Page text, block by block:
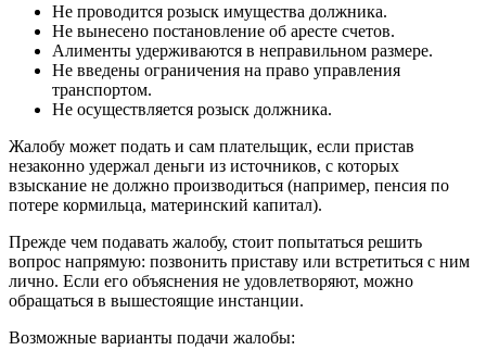
Не проводится розыск имущества должника.
Не вынесено постановление об аресте счетов.
Алименты удерживаются в неправильном размере.
Не введены ограничения на право управления
транспортом.
Не осуществляется розыск должника.
Жалобу может подать и сам плательщик, если пристав
незаконно удержал деньги из источников, с которых
взыскание не должно производиться (например, пенсия по
потере кормильца, материнский капитал).
Прежде чем подавать жалобу, стоит попытаться решить
вопрос напрямую: позвонить приставу или встретиться с ним
лично. Если его объяснения не удовлетворяют, можно
обращаться в вышестоящие инстанции.
Возможные варианты подачи жалобы: